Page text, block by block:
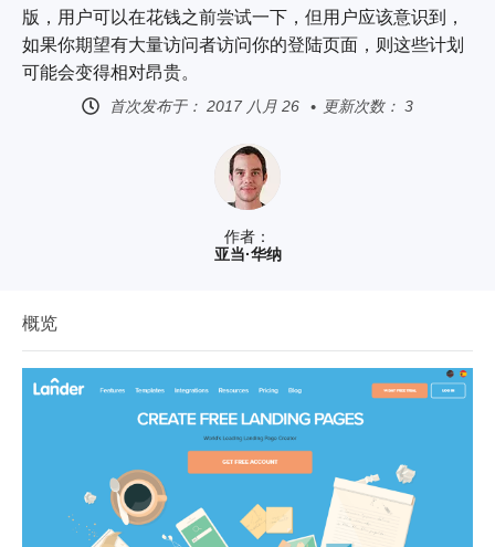
作者：
亚当·华纳
版，用户可以在花钱之前尝试一下，但用户应该意识到，
如果你期望有大量访问者访问你的登陆页面，则这些计划
可能会变得相对昂贵。
首次发布于： 2017 八月 26 更新次数： 3
概览